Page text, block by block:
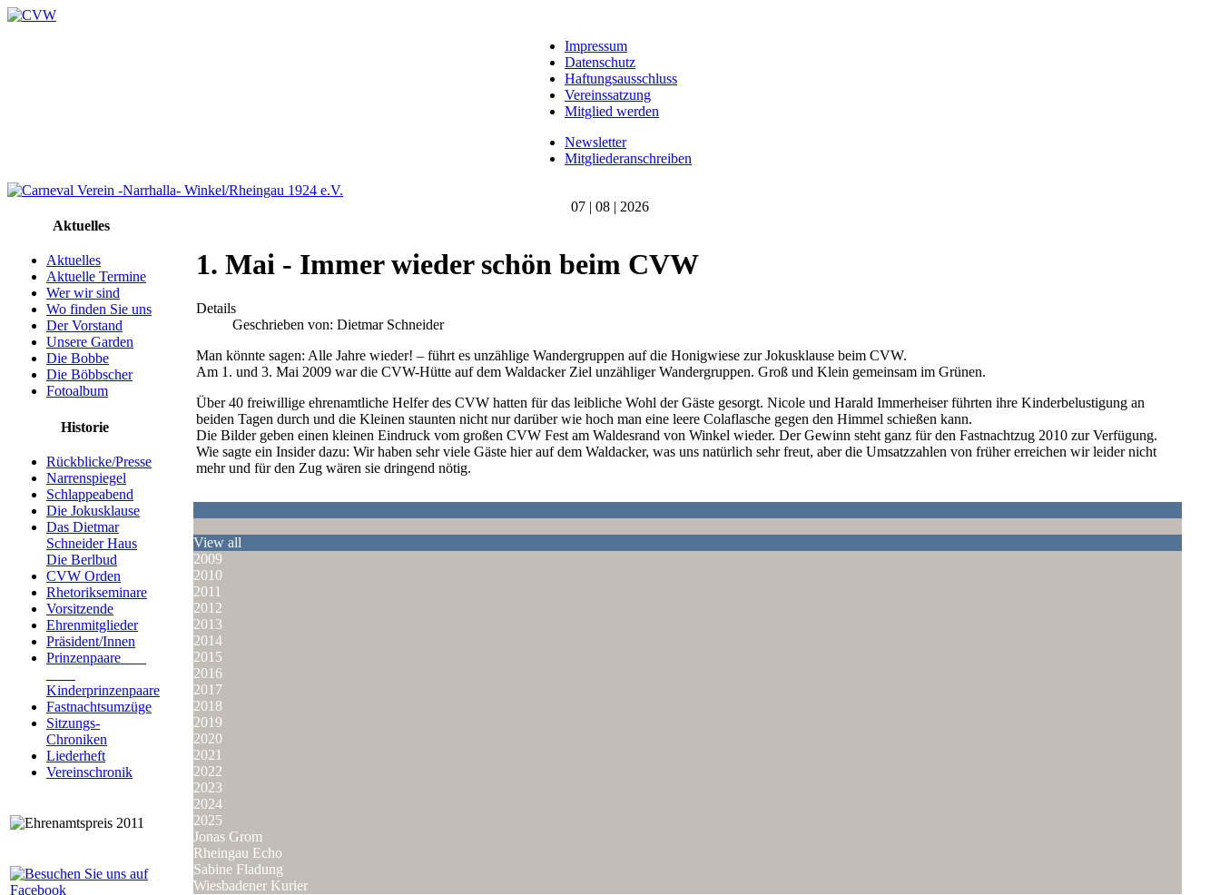
Impressum
Datenschutz
Haftungsausschluss
Vereinssatzung
Mitglied werden
Newsletter
Mitgliederanschreiben
07 | 08 | 2026
Aktuelles
Aktuelles
Aktuelle Termine
Wer wir sind
Wo finden Sie uns
Der Vorstand
Unsere Garden
Die Bobbe
Die Böbbscher
Fotoalbum
Historie
Rückblicke/Presse
Narrenspiegel
Schlappeabend
Die Jokusklause
Das Dietmar
Schneider Haus
Die Berlbud
CVW Orden
Rhetorikseminare
Vorsitzende
Ehrenmitglieder
Präsident/Innen
Prinzenpaare
Kinderprinzenpaare
Fastnachtsumzüge
Sitzungs-
Chroniken
Liederheft
Vereinschronik
1. Mai - Immer wieder schön beim CVW
Details
Geschrieben von: Dietmar Schneider
Man könnte sagen: Alle Jahre wieder! – führt es unzählige Wandergruppen auf die Honigwiese zur Jokusklause beim CVW.
Am 1. und 3. Mai 2009 war die CVW-Hütte auf dem Waldacker Ziel unzähliger Wandergruppen. Groß und Klein gemeinsam im Grünen.
Über 40 freiwillige ehrenamtliche Helfer des CVW hatten für das leibliche Wohl der Gäste gesorgt. Nicole und Harald Immerheiser führten ihre Kinderbelustigung an
beiden Tagen durch und die Kleinen staunten nicht nur darüber wie hoch man eine leere Colaflasche gegen den Himmel schießen kann.
Die Bilder geben einen kleinen Eindruck vom großen CVW Fest am Waldesrand von Winkel wieder. Der Gewinn steht ganz für den Fastnachtzug 2010 zur Verfügung.
Wie sagte ein Insider dazu: Wir haben sehr viele Gäste hier auf dem Waldacker, was uns natürlich sehr freut, aber die Umsatzzahlen von früher erreichen wir leider nicht
mehr und für den Zug wären sie dringend nötig.
View all
2009
2010
2011
2012
2013
2014
2015
2016
2017
2018
2019
2020
2021
2022
2023
2024
2025
Jonas Grom
Rheingau Echo
Sabine Fladung
Wiesbadener Kurier